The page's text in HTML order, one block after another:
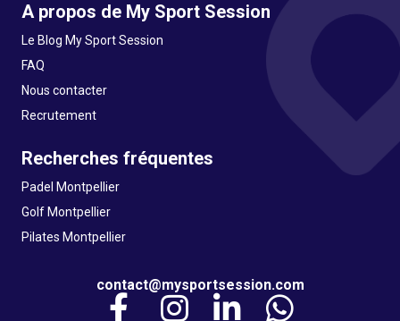
A propos de My Sport Session
Le Blog My Sport Session
FAQ
Nous contacter
Recrutement
Recherches fréquentes
Padel Montpellier
Golf Montpellier
Pilates Montpellier
contact@mysportsession.com